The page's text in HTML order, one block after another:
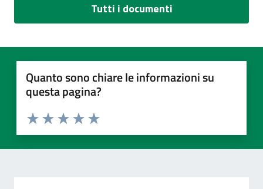
Tutti i documenti
Quanto sono chiare le informazioni su
questa pagina?
Valuta 5 stelle su 5
Valuta 4 stelle su 5
Valuta 3 stelle su 5
Valuta 2 stelle su 5
Valuta 1 stelle su 5